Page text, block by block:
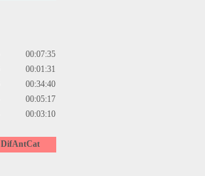
00:07:35
00:01:31
00:34:40
00:05:17
00:03:10
DifAntCat